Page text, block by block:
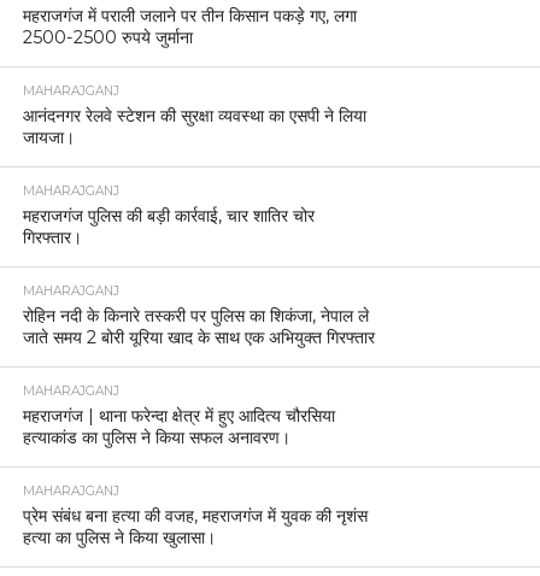
महराजगंज में पराली जलाने पर तीन किसान पकड़े गए, लगा
2500-2500 रुपये जुर्माना
MAHARAJGANJ
आनंदनगर रेलवे स्टेशन की सुरक्षा व्यवस्था का एसपी ने लिया
जायजा।
MAHARAJGANJ
महराजगंज पुलिस की बड़ी कार्रवाई, चार शातिर चोर
गिरफ्तार।
MAHARAJGANJ
रोहिन नदी के किनारे तस्करी पर पुलिस का शिकंजा, नेपाल ले
जाते समय 2 बोरी यूरिया खाद के साथ एक अभियुक्त गिरफ्तार
MAHARAJGANJ
महराजगंज | थाना फरेन्दा क्षेत्र में हुए आदित्य चौरसिया
हत्याकांड का पुलिस ने किया सफल अनावरण।
MAHARAJGANJ
प्रेम संबंध बना हत्या की वजह, महराजगंज में युवक की नृशंस
हत्या का पुलिस ने किया खुलासा।